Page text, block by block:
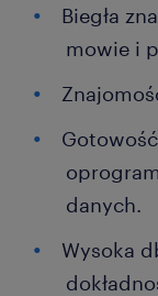
Biegła
mowie i
danych.
Wysoka